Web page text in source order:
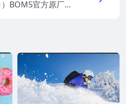
BOM5官方原厂U